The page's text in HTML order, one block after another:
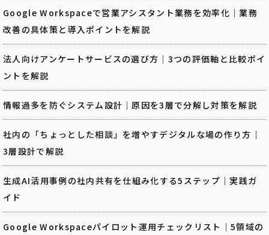
Google Workspaceで営業アシスタント業務を効率化｜業務
改善の具体策と導入ポイントを解説
法人向けアンケートサービスの選び方｜3つの評価軸と比較ポイ
ントを解説
情報過多を防ぐシステム設計｜原因を3層で分解し対策を解説
社内の「ちょっとした相談」を増やすデジタルな場の作り方｜
3層設計で解説
生成AI活用事例の社内共有を仕組み化する5ステップ｜実践ガ
イド
Google Workspaceパイロット運用チェックリスト｜5領域の